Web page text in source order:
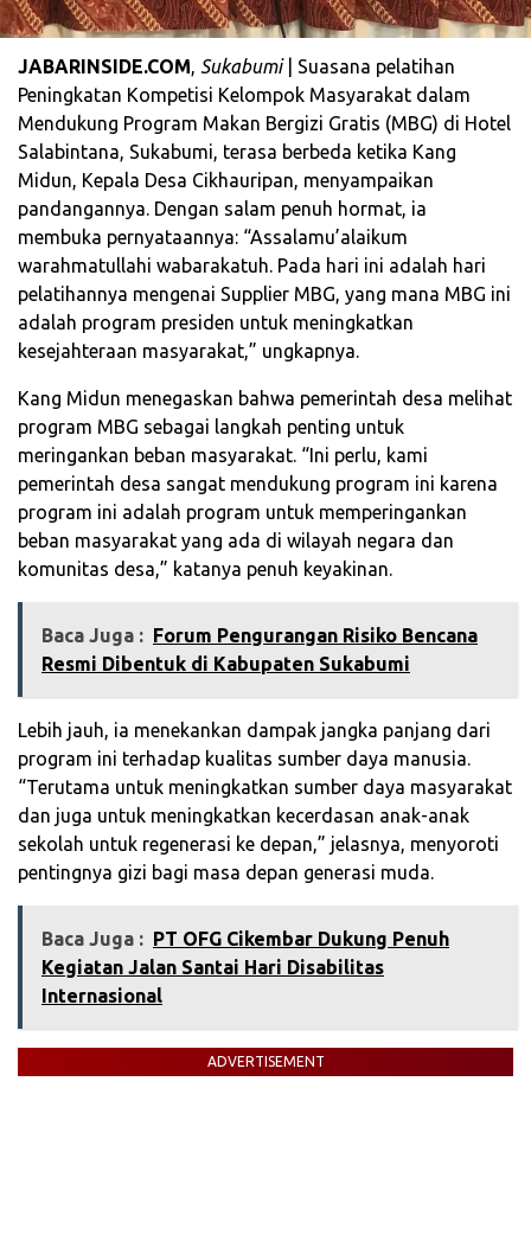
JABARINSIDE.COM, Sukabumi| Suasana pelatihan
Peningkatan Kompetisi Kelompok Masyarakat dalam
Mendukung Program Makan Bergizi Gratis (MBG) di Hotel
Salabintana, Sukabumi, terasa berbeda ketika Kang
Midun, Kepala Desa Cikhauripan, menyampaikan
pandangannya. Dengan salam penuh hormat, ia
membuka pernyataannya: “Assalamu’alaikum
warahmatullahi wabarakatuh. Pada hari ini adalah hari
pelatihannya mengenai Supplier MBG, yang mana MBG ini
adalah program presiden untuk meningkatkan
kesejahteraan masyarakat,” ungkapnya.
Kang Midun menegaskan bahwa pemerintah desa melihat
program MBG sebagai langkah penting untuk
meringankan beban masyarakat. “Ini perlu, kami
pemerintah desa sangat mendukung program ini karena
program ini adalah program untuk memperingankan
beban masyarakat yang ada di wilayah negara dan
komunitas desa,” katanya penuh keyakinan.
Baca Juga : Forum Pengurangan Risiko Bencana
Resmi Dibentuk di Kabupaten Sukabumi
Lebih jauh, ia menekankan dampak jangka panjang dari
program ini terhadap kualitas sumber daya manusia.
“Terutama untuk meningkatkan sumber daya masyarakat
dan juga untuk meningkatkan kecerdasan anak-anak
sekolah untuk regenerasi ke depan,” jelasnya, menyoroti
pentingnya gizi bagi masa depan generasi muda.
Baca Juga : PT OFG Cikembar Dukung Penuh
Kegiatan Jalan Santai Hari Disabilitas
Internasional
ADVERTISEMENT